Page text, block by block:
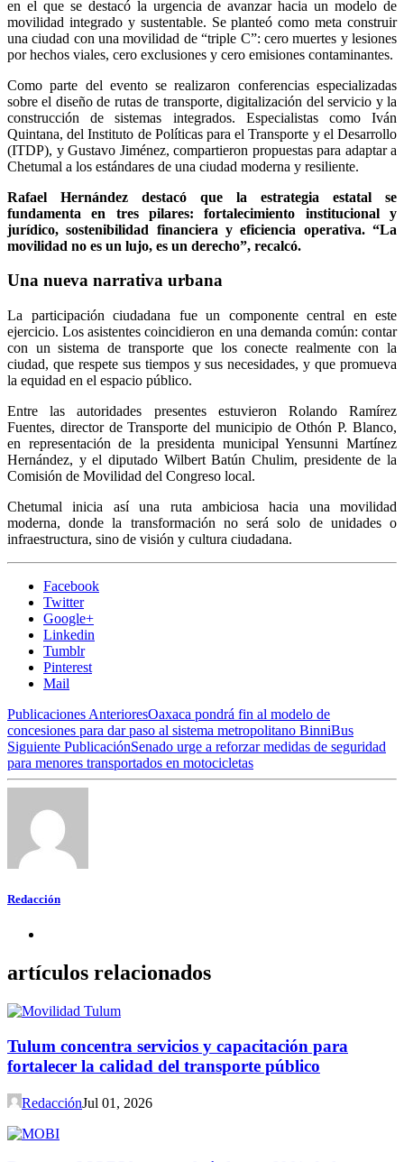
en el que se destacó la urgencia de avanzar hacia un modelo de
movilidad integrado y sustentable. Se planteó como meta construir
una ciudad con una movilidad de “triple C”: cero muertes y lesiones
por hechos viales, cero exclusiones y cero emisiones contaminantes.
Como parte del evento se realizaron conferencias especializadas
sobre el diseño de rutas de transporte, digitalización del servicio y la
construcción de sistemas integrados. Especialistas como Iván
Quintana, del Instituto de Políticas para el Transporte y el Desarrollo
(ITDP), y Gustavo Jiménez, compartieron propuestas para adaptar a
Chetumal a los estándares de una ciudad moderna y resiliente.
Rafael Hernández destacó que la estrategia estatal se
fundamenta en tres pilares: fortalecimiento institucional y
jurídico, sostenibilidad financiera y eficiencia operativa. “La
movilidad no es un lujo, es un derecho”, recalcó.
Una nueva narrativa urbana
La participación ciudadana fue un componente central en este
ejercicio. Los asistentes coincidieron en una demanda común: contar
con un sistema de transporte que los conecte realmente con la
ciudad, que respete sus tiempos y sus necesidades, y que promueva
la equidad en el espacio público.
Entre las autoridades presentes estuvieron Rolando Ramírez
Fuentes, director de Transporte del municipio de Othón P. Blanco,
en representación de la presidenta municipal Yensunni Martínez
Hernández, y el diputado Wilbert Batún Chulim, presidente de la
Comisión de Movilidad del Congreso local.
Chetumal inicia así una ruta ambiciosa hacia una movilidad
moderna, donde la transformación no será solo de unidades o
infraestructura, sino de visión y cultura ciudadana.
Facebook
Twitter
Google+
Linkedin
Tumblr
Pinterest
Mail
Publicaciones AnterioresOaxaca pondrá fin al modelo de
concesiones para dar paso al sistema metropolitano BinniBus
Siguiente PublicaciónSenado urge a reforzar medidas de seguridad
para menores transportados en motocicletas
Redacción
artículos relacionados
Tulum concentra servicios y capacitación para
fortalecer la calidad del transporte público
RedacciónJul 01, 2026